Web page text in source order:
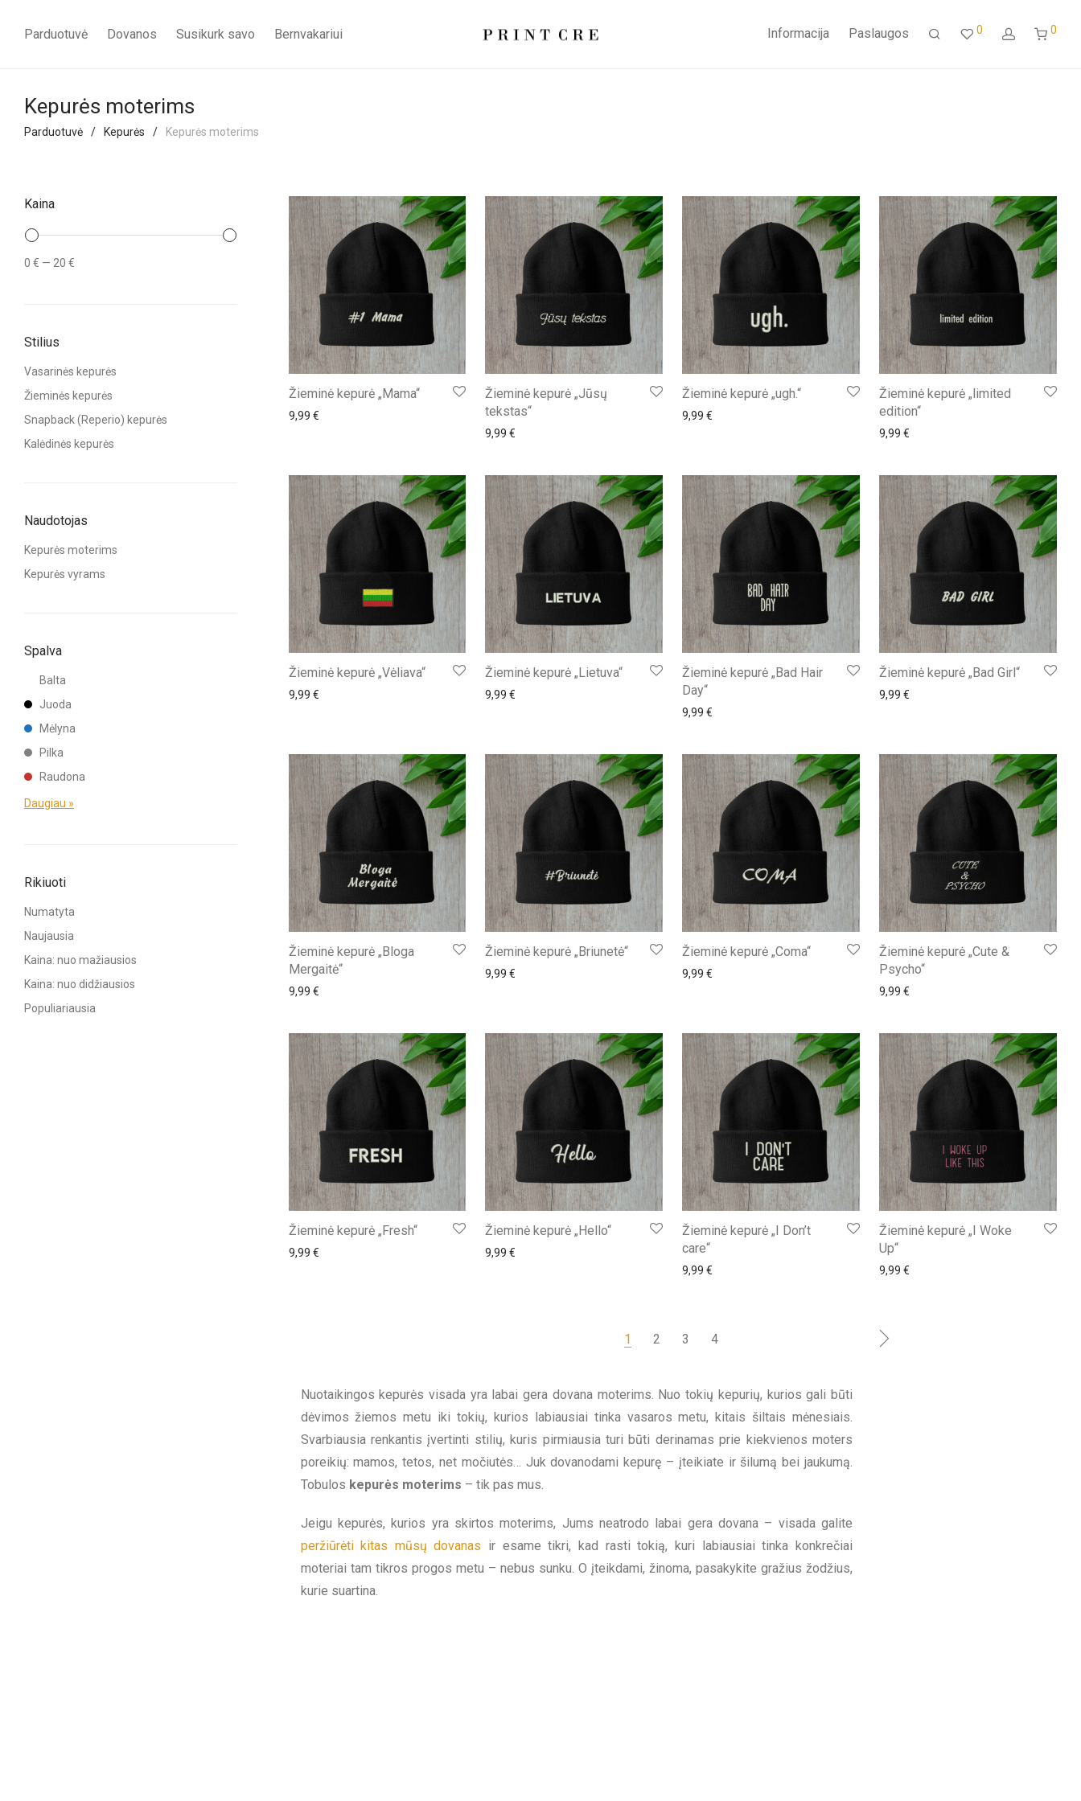
Parduotuvė Dovanos Susikurk savo Bernvakariui Informacija Paslaugos 0 0
Kepurės moterims
Parduotuvė / Kepurės / Kepurės moterims
Kaina
Min
Maks
0 € — 20 €
Stilius
Vasarinės kepurės
Žieminės kepurės
Snapback (Reperio) kepurės
Kalėdinės kepurės
Naudotojas
Kepurės moterims
Kepurės vyrams
Spalva
Balta
Juoda
Mėlyna
Pilka
Raudona
Daugiau »
Rikiuoti
Numatyta
Naujausia
Kaina: nuo mažiausios
Kaina: nuo didžiausios
Populiariausia
Žieminė kepurė „Mama“
9,99 €
Žieminė kepurė „Jūsų
tekstas“
9,99€
Žieminė kepurė „ugh.“
9,99€
Žieminė kepurė „limited
edition“
9,99€
Žieminė kepurė „Vėliava“
9,99 €
Žieminė kepurė „Lietuva“
9,99€
Žieminė kepurė „Bad Hair
Day“
9,99€
Žieminė kepurė „Bad Girl“
9,99€
Žieminė kepurė „Bloga
Mergaitė“
9,99 €
Žieminė kepurė „Briunetė“
9,99€
Žieminė kepurė „Coma“
9,99€
Žieminė kepurė „Cute &
Psycho“
9,99€
Žieminė kepurė „Fresh“
9,99 €
Žieminė kepurė „Hello“
9,99€
Žieminė kepurė „I Don’t
care“
9,99€
Žieminė kepurė „I Woke
Up“
9,99€
1 2 3 4
Nuotaikingos kepurės visada yra labai gera dovana moterims. Nuo tokių kepurių, kurios gali būti
dėvimos žiemos metu iki tokių, kurios labiausiai tinka vasaros metu, kitais šiltais mėnesiais.
Svarbiausia renkantis įvertinti stilių, kuris pirmiausia turi būti derinamas prie kiekvienos moters
poreikių: mamos, tetos, net močiutės… Juk dovanodami kepurę – įteikiate ir šilumą bei jaukumą.
Tobulos kepurės moterims – tik pas mus.
Jeigu kepurės, kurios yra skirtos moterims, Jums neatrodo labai gera dovana – visada galite
peržiūrėti kitas mūsų dovanas ir esame tikri, kad rasti tokią, kuri labiausiai tinka konkrečiai
moteriai tam tikros progos metu – nebus sunku. O įteikdami, žinoma, pasakykite gražius žodžius,
kurie suartina.